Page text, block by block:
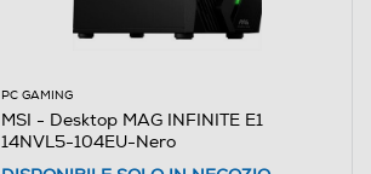
PC GAMING
MSI - Desktop MAG INFINITE E1
14NVL5-104EU-Nero